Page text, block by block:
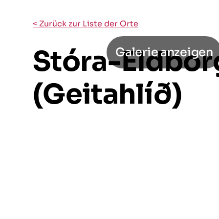
< Zurück zur Liste der Orte
Stóra-
(Geitahlíð)
Galerie anzeigen